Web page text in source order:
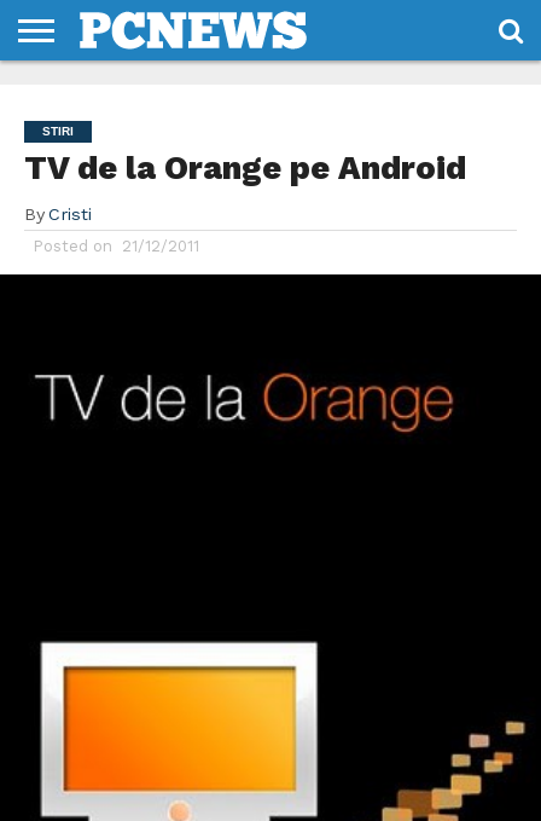
NOI
SI
CONDITII
STIRI
TV de la Orange pe Android
By Cristi
Posted on 21/12/2011